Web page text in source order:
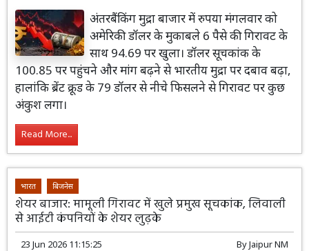
अंतरबैंकिंग मुद्रा बाजार में रुपया मंगलवार को
अमेरिकी डॉलर के मुकाबले 6 पैसे की गिरावट के
साथ 94.69 पर खुला। डॉलर सूचकांक के
100.85 पर पहुंचने और मांग बढ़ने से भारतीय मुद्रा पर दबाव बढ़ा,
हालांकि ब्रेंट क्रूड के 79 डॉलर से नीचे फिसलने से गिरावट पर कुछ
अंकुश लगा।
Read More...
भारत बिजनेस
शेयर बाजार: मामूली गिरावट में खुले प्रमुख सूचकांक, लिवाली
से आईटी कंपनियों के शेयर लुढ़के
23 Jun 2026 11:15:25 ByJaipur NM